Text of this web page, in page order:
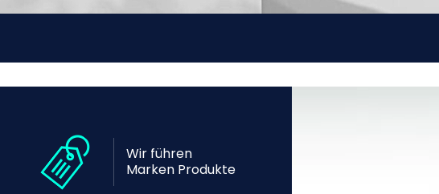
Wir führen
Marken Produkte